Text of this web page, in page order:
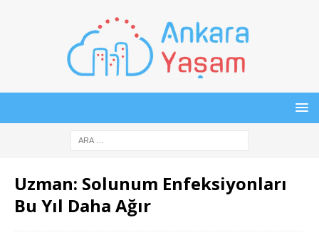
Uzman: Solunum Enfeksiyonları
Bu Yıl Daha Ağır